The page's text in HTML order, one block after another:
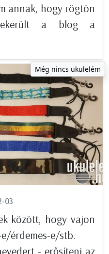
annak, hogy rögtön
a blog a
Még nincs ukulelém
03
között, hogy vajon
érdemes-e/stb.